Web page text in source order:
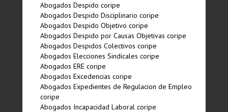
Abogados Despido coripe
Abogados Despido Disciplinario coripe
Abogados Despido Objetivo coripe
Abogados Despido por Causas Objetivas coripe
Abogados Despidos Colectivos coripe
Abogados Elecciones Sindicales coripe
Abogados ERE coripe
Abogados Excedencias coripe
Abogados Expedientes de Regulacion de Empleo
coripe
Abogados Incapacidad Laboral coripe